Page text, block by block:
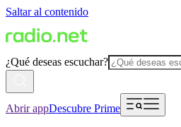
Saltar al contenido
¿Qué deseas escuchar?
Abrir appDescubre Prime